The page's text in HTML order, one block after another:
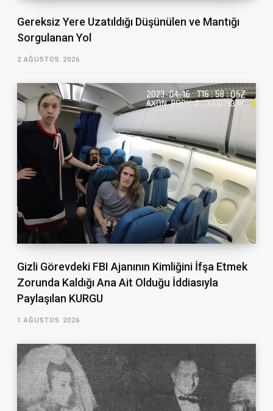
Gereksiz Yere Uzatıldığı Düşünülen ve Mantığı
Sorgulanan Yol
2 AĞUSTOS 2026
Gizli Görevdeki FBI Ajanının Kimliğini İfşa Etmek
Zorunda Kaldığı Ana Ait Olduğu İddiasıyla
Paylaşılan KURGU
1 AĞUSTOS 2026